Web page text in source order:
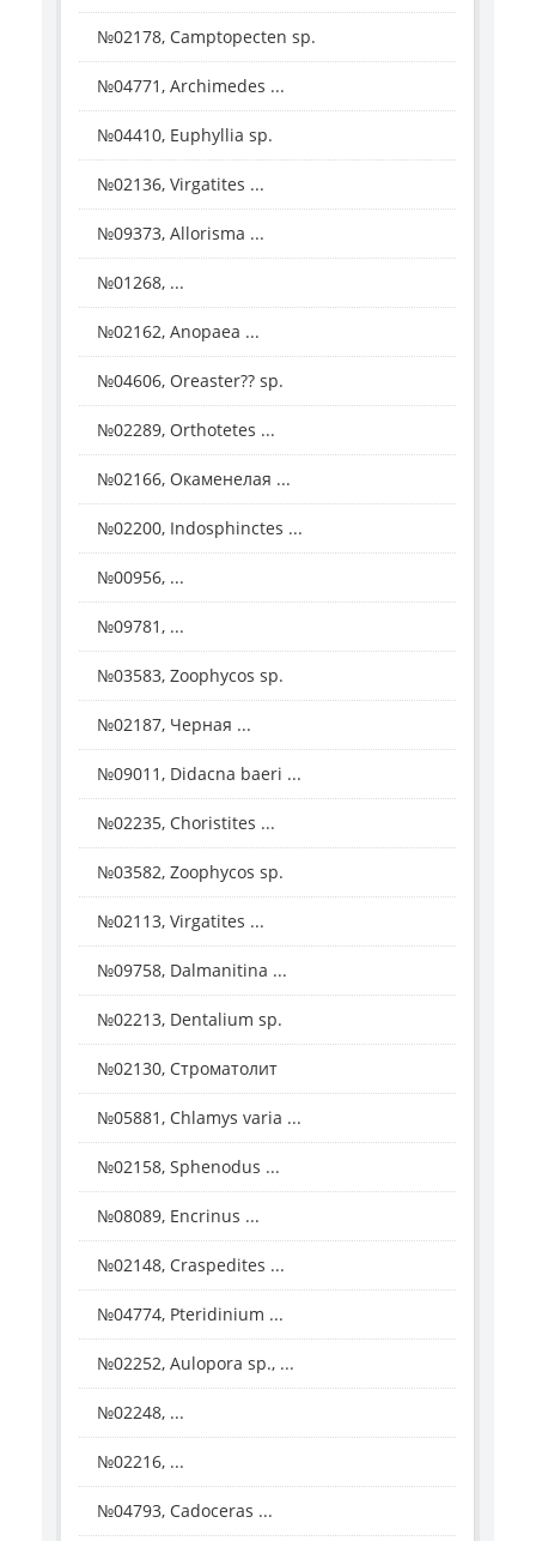
№02178, Camptopecten sp.
№04771, Archimedes ...
№04410, Euphyllia sp.
№02136, Virgatites ...
№09373, Allorisma ...
№01268, ...
№02162, Anopaea ...
№04606, Oreaster?? sp.
№02289, Orthotetes ...
№02166, Окаменелая ...
№02200, Indosphinctes ...
№00956, ...
№09781, ...
№03583, Zoophycos sp.
№02187, Черная ...
№09011, Didacna baeri ...
№02235, Choristites ...
№03582, Zoophycos sp.
№02113, Virgatites ...
№09758, Dalmanitina ...
№02213, Dentalium sp.
№02130, Строматолит
№05881, Chlamys varia ...
№02158, Sphenodus ...
№08089, Encrinus ...
№02148, Craspedites ...
№04774, Pteridinium ...
№02252, Aulopora sp., ...
№02248, ...
№02216, ...
№04793, Cadoceras ...